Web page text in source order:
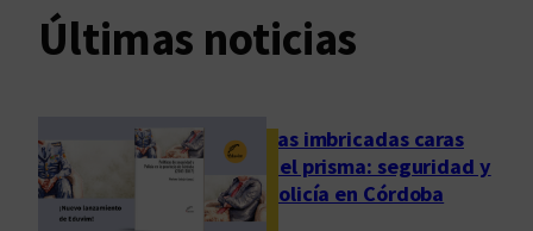
i
c
i
Últimas noticias
Las imbricadas caras
del prisma: seguridad y
policía en Córdoba